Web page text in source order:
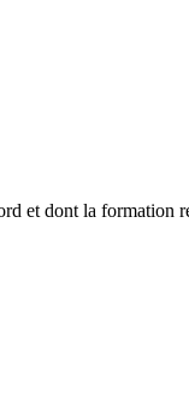
et dont la formation